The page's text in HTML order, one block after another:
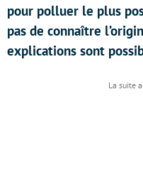
pour polluer le plus
pas de connaître
explications sont